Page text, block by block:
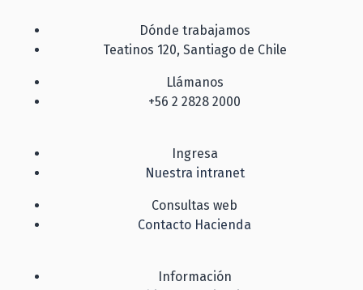
Dónde trabajamos
Teatinos 120, Santiago de Chile
Llámanos
+56 2 2828 2000
Ingresa
Nuestra intranet
Consultas web
Contacto Hacienda
Información